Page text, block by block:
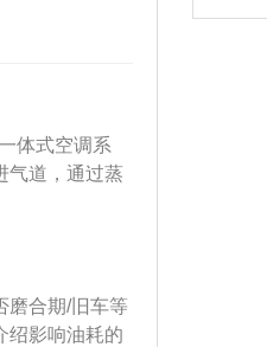
体式空调系
气道，通过蒸
。东风风行
气发动机，最
磨合期/旧车等
绍影响油耗的
响